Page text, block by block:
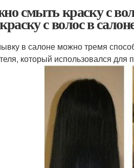
смыть краску с
с волос в
в салоне можно тремя
который использовался для